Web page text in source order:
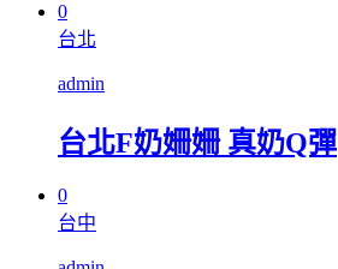
0
台北
admin
台北F奶姍姍 真奶Q彈
0
台中